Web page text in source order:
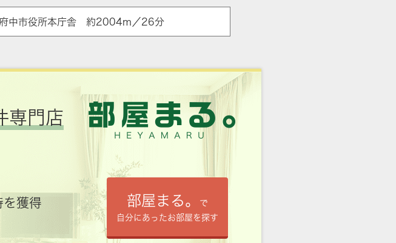
府中市役所本庁舎 約2004m／26分
専門店
獲得 部屋まる。
で
自分にあったお部屋を探す